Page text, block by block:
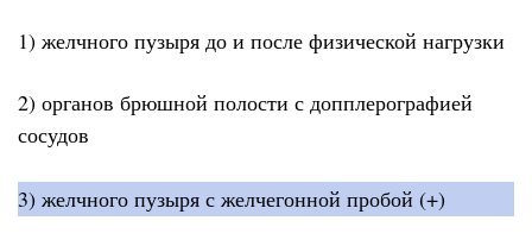
1) желчного пузыря до и после физической нагрузки
2) органов брюшной полости с допплерографией
сосудов
3) желчного пузыря с желчегонной пробой (+)